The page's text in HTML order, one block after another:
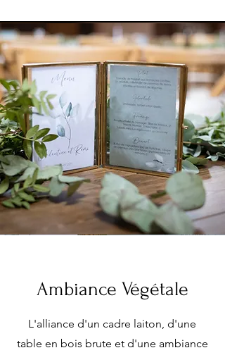
Ambiance Végétale
L'alliance d'un cadre laiton, d'une
table en bois brute et d'une ambiance